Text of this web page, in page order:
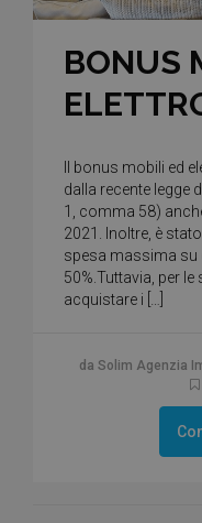
BONUS
Il bonus mobili ed
dalla recente legge
1, comma 58)
2021. Inoltre, è
spesa massima su
50%.Tuttavia, per
acquistare i […]
da Solim Agenzia